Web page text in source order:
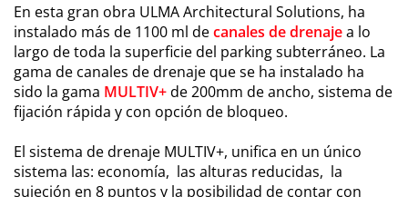
En esta gran obra ULMA Architectural Solutions, ha
instalado más de 1100 ml decanales de drenajea lo
largo de toda la superficie del parking subterráneo. La
gama de canales de drenaje que se ha instalado ha
sido la gama MULTIV+de 200mm de ancho, sistema de
fijación rápida y con opción de bloqueo.
El sistema de drenaje MULTIV+, unifica en un único
sistema las: economía, las alturas reducidas, la
sujeción en 8 puntos y la posibilidad de contar con